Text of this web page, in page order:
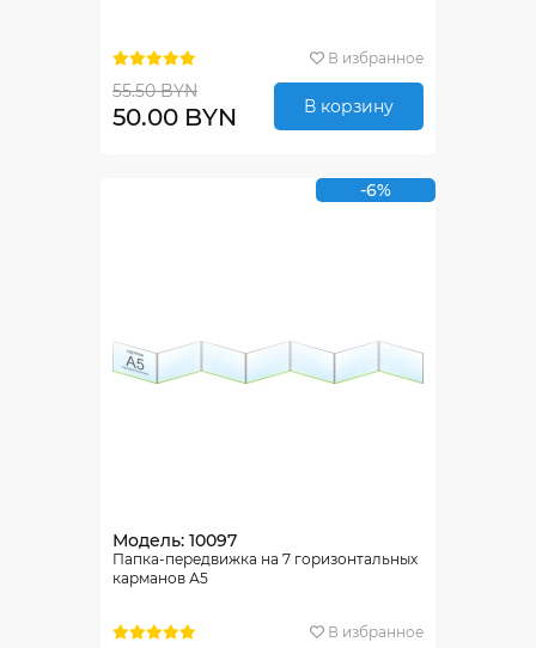
В избранное
55.50 BYN
50.00 BYN В корзину
-6%
Модель: 10097
Папка-передвижка на 7 горизонтальных
карманов А5
В избранное